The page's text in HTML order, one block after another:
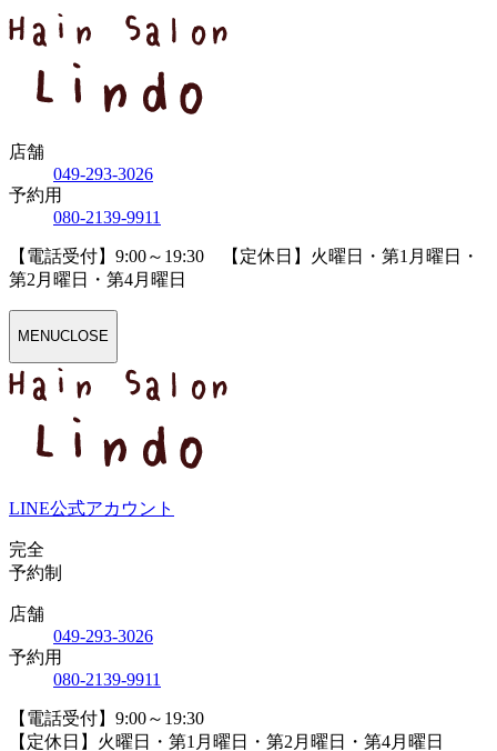
店舗
049-293-3026
予約用
080-2139-9911
【電話受付】9:00～19:30 【定休日】火曜日・第1月曜日・
第2月曜日・第4月曜日
MENUCLOSE
LINE公式アカウント
完全
予約制
店舗
049-293-3026
予約用
080-2139-9911
【電話受付】9:00～19:30
【定休日】火曜日・第1月曜日・第2月曜日・第4月曜日